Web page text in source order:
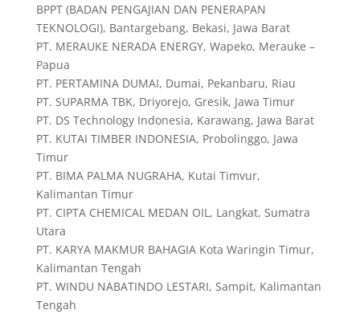
BPPT (BADAN PENGAJIAN DAN PENERAPAN
TEKNOLOGI), Bantargebang, Bekasi, Jawa Barat
PT. MERAUKE NERADA ENERGY, Wapeko, Merauke –
Papua
PT. PERTAMINA DUMAI, Dumai, Pekanbaru, Riau
PT. SUPARMA TBK, Driyorejo, Gresik, Jawa Timur
PT. DS Technology Indonesia, Karawang, Jawa Barat
PT. KUTAI TIMBER INDONESIA, Probolinggo, Jawa
Timur
PT. BIMA PALMA NUGRAHA, Kutai Timvur,
Kalimantan Timur
PT. CIPTA CHEMICAL MEDAN OIL, Langkat, Sumatra
Utara
PT. KARYA MAKMUR BAHAGIA Kota Waringin Timur,
Kalimantan Tengah
PT. WINDU NABATINDO LESTARI, Sampit, Kalimantan
Tengah